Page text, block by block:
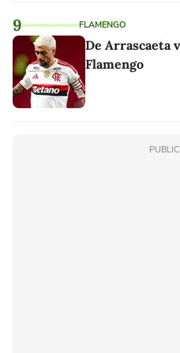
9 FLAMENGO
De Arrascaeta
Flamengo